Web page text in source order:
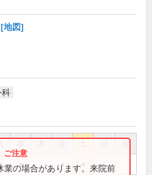
[地図]
科
祝
● ●
業の場合があります。来院前